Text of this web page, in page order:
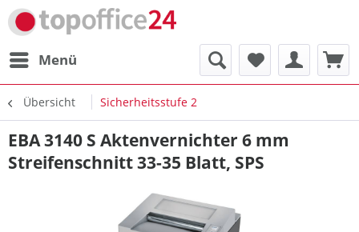
Menü
Übersicht Sicherheitsstufe 2
EBA 3140 S Aktenvernichter 6 mm
Streifenschnitt 33-35 Blatt, SPS